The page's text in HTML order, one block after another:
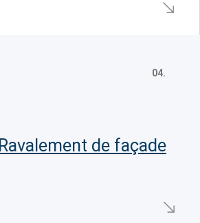
04.
Ravalement de façade